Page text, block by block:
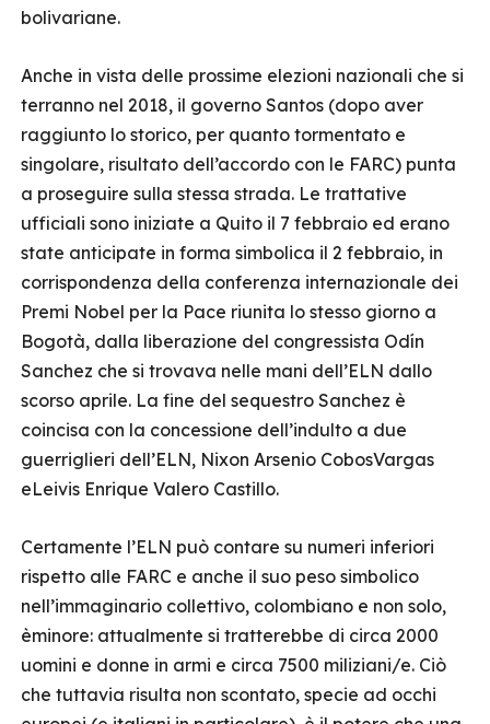
bolivariane.
Anche in vista delle prossime elezioni nazionali che si
terranno nel 2018, il governo Santos (dopo aver
raggiunto lo storico, per quanto tormentato e
singolare, risultato dell’accordo con le FARC) punta
a proseguire sulla stessa strada. Le trattative
ufficiali sono iniziate a Quito il 7 febbraio ed erano
state anticipate in forma simbolica il 2 febbraio, in
corrispondenza della conferenza internazionale dei
Premi Nobel per la Pace riunita lo stesso giorno a
Bogotà, dalla liberazione del congressista Odín
Sanchez che si trovava nelle mani dell’ELN dallo
scorso aprile. La fine del sequestro Sanchez è
coincisa con la concessione dell’indulto a due
guerriglieri dell’ELN, Nixon Arsenio CobosVargas
eLeivis Enrique Valero Castillo.
Certamente l’ELN può contare su numeri inferiori
rispetto alle FARC e anche il suo peso simbolico
nell’immaginario collettivo, colombiano e non solo,
èminore: attualmente si tratterebbe di circa 2000
uomini e donne in armi e circa 7500 miliziani/e. Ciò
che tuttavia risulta non scontato, specie ad occhi